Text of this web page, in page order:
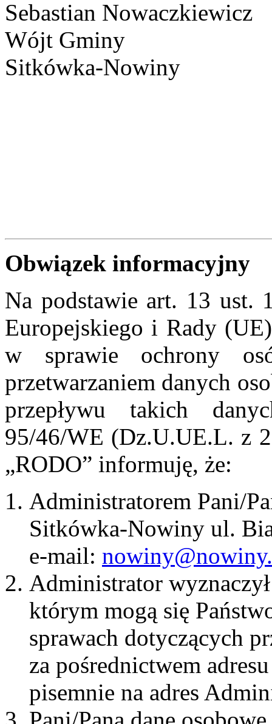
Sebastian Nowaczkiewicz
Wójt Gminy
Sitkówka-Nowiny
Obwiązek informacyjny
Na podstawie art. 13 ust.
Europejskiego i Rady
w sprawie ochrony
przetwarzaniem danych
przepływu takich
95/46/WE (Dz.U.UE.L. z
„RODO” informuję, że:
Administratorem Pani/
Sitkówka-Nowiny ul.
e-mail:
Administrator
którym mogą się
sprawach dotyczących
za pośrednictwem
pisemnie na adres